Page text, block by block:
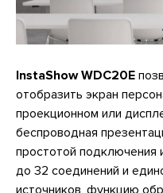
InstaShow WDC20E
отобразить экран
проекционном или
беспроводная
простотой подключения
до 32 соединений и
источников, функцию